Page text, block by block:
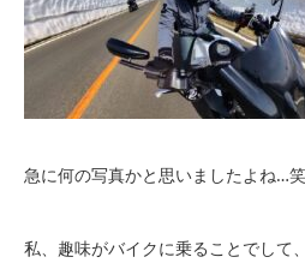
急に何の写真かと思いましたよね…笑
私、趣味がバイクに乗ることでして